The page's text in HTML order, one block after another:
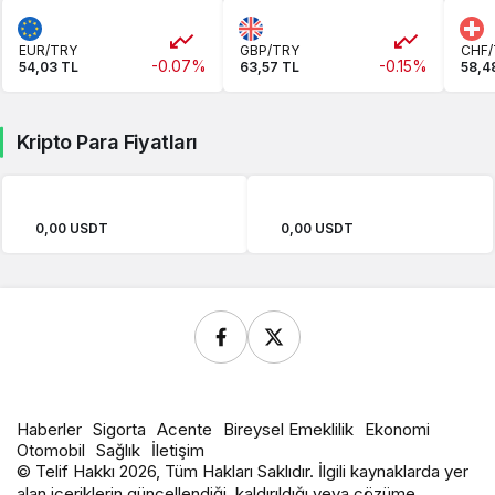
EUR/TRY
54,03 TL
-0.07%
GBP/TRY
63,57 TL
-0.15%
Kripto Para Fiyatları
0,00 USDT 0,00 USDT
Haberler Sigorta Acente Bireysel Emeklilik Ekonomi
Otomobil Sağlık İletişim
© Telif Hakkı 2026, Tüm Hakları Saklıdır. İlgili kaynaklarda yer